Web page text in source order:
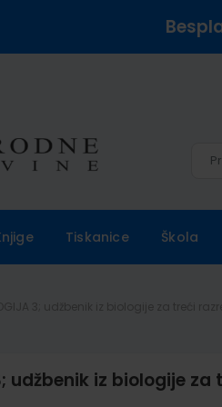
Tiskanice Škola
udžbenik iz biologije